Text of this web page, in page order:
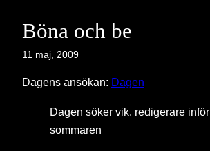
Böna och be
11 maj, 2009
Dagens ansökan: Dagen
Dagen söker vik. redigerare inför
sommaren